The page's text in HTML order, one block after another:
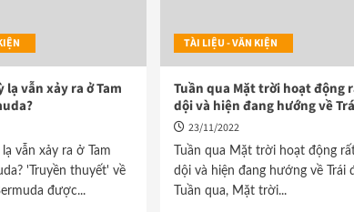
lạ vẫn xảy ra ở Tam
vẫn xảy ra ở Tam
'Truyền thuyết' về
được...
TÀI LIỆU - VĂN KIỆN
Tuần qua Mặt trời hoạt động
dội và hiện đang hướng về
23/11/2022
Tuần qua Mặt trời hoạt động
dội và hiện đang hướng về Trái
Tuần qua, Mặt trời...